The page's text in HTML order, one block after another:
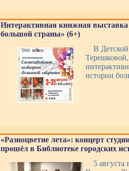
Интерактивная книжная
большой страны» (6+)
В
Терешковой,
истории
«Разноцветие лета»: концерт
прошёл в Библиотеке городских
5 августа